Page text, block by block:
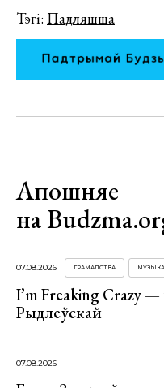
Тэгі: Падляшша
Апошняе
на
07.08.2026 ГРАМАДСТВА МУЗЫКА
I’m Freaking Crazy —
Рыдлеўскай
07.08.2026